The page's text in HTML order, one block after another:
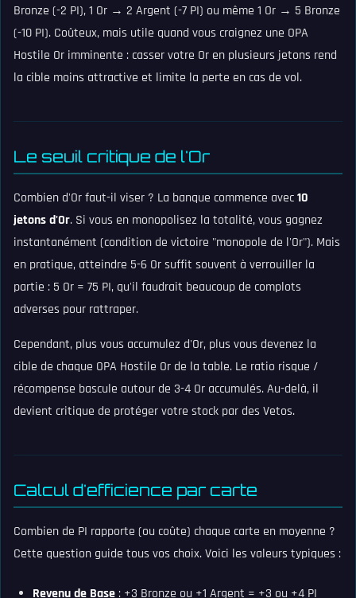
Bronze (-2 PI), 1 Or → 2 Argent (-7 PI) ou même 1 Or → 5 Bronze
(-10 PI). Coûteux, mais utile quand vous craignez une OPA
Hostile Or imminente : casser votre Or en plusieurs jetons rend
la cible moins attractive et limite la perte en cas de vol.
Le seuil critique de l'Or
Combien d'Or faut-il viser ? La banque commence avec10
jetons d'Or. Si vous en monopolisez la totalité, vous gagnez
instantanément (condition de victoire "monopole de l'Or"). Mais
en pratique, atteindre 5-6 Or suffit souvent à verrouiller la
partie : 5 Or = 75 PI, qu'il faudrait beaucoup de complots
adverses pour rattraper.
Cependant, plus vous accumulez d'Or, plus vous devenez la
cible de chaque OPA Hostile Or de la table. Le ratio risque /
récompense bascule autour de 3-4 Or accumulés. Au-delà, il
devient critique de protéger votre stock par des Vetos.
Calcul d'efficience par carte
Combien de PI rapporte (ou coûte) chaque carte en moyenne ?
Cette question guide tous vos choix. Voici les valeurs typiques :
Revenu de Base : +3 Bronze ou +1 Argent = +3 ou +4 PI